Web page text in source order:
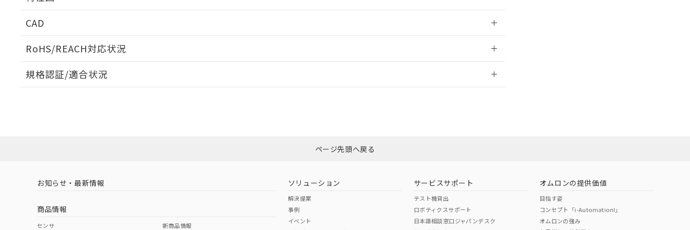
タイムチャート
A: 110mm以上、B: 100mm以上
金属埋め込み
CAD
RoHS/REACH対応状況
EU RoHS 注意事項・凡例
ダウンロードはこちら
中国 RoHS 注意事項・凡例
中国 RoHS表
規格認証/適合状況
ページ先頭へ戻る
お知らせ・最新情報
商品情報
センサ 新商品情報
ソリューション
解決提案
事例
イベント
サービスサポート
テスト機貸出
ロボティクスサポート
日本語相談窓口ジャパンデスク
オムロンの提供価値
目指す姿
コンセプト「i-Automation!」
オムロンの強み